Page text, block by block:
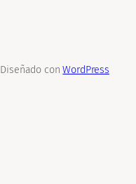
Diseñado conWordPress